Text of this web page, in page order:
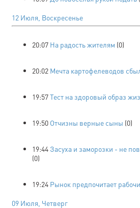
12 Июля, Воскресенье
20:07 На радость жителям (0)
20:02 Мечта картофелеводов
19:57Тест на здоровый образ
19:50 Отчизны верные сыны (0)
19:44 Засуха и заморозки - не
(0)
19:24 Рынок предпочитает
09 Июля, Четверг